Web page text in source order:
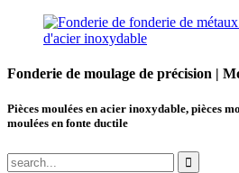
Fonderie de moulage de précision |
Pièces moulées en acier inoxydable, pièces
moulées en fonte ductile